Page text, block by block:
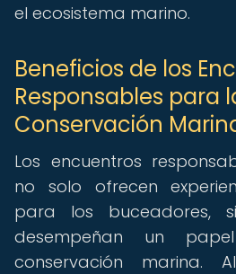
el ecosistema marino.
Beneficios de los
Responsables para
Conservación
Los encuentros
no solo ofrecen
para los buceadores,
desempeñan un
conservación marina.